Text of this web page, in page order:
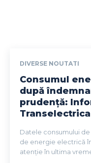
DIVERSE NOUTATI
Consumul
după
prudență:
Transelectrica
Datele consumului
de energie electrică
atenție în ultima